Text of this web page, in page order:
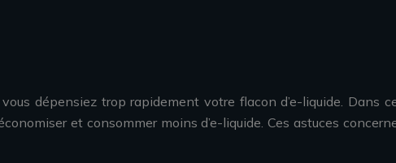
dépensiez trop rapidement votre flacon d’e-liquide. Dans
et consommer moins d’e-liquide. Ces astuces